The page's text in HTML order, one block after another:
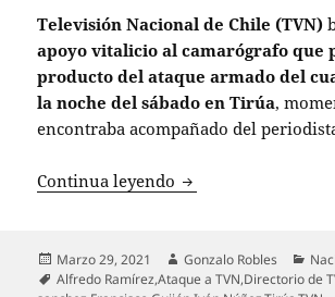
Televisión Nacional de Chile (TVN)
apoyo vitalicio al camarógrafo que
producto del ataque armado del
la noche del sábado en Tirúa,
encontraba acompañado del
Continua leyendo TVN brindará
Publicado
el
Marzo 29, 2021 Autor
Gonzalo Robles
Etiquetas
Alfredo Ramírez,Ataque a TVN,Directorio de